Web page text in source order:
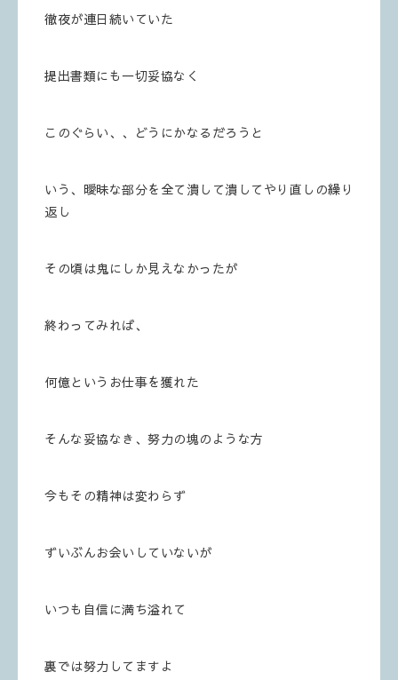
徹夜が連日続いていた
提出書類にも一切妥協なく
このぐらい、、どうにかなるだろうと
いう、曖昧な部分を全て潰して潰してやり直しの繰り
返し
その頃は鬼にしか見えなかったが
終わってみれば、
何億というお仕事を獲れた
そんな妥協なき、努力の塊のような方
今もその精神は変わらず
ずいぶんお会いしていないが
いつも自信に満ち溢れて
裏では努力してますよ